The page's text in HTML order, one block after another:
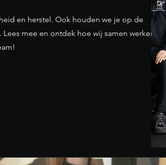
en herstel. Ook houden we je op de
mee en ontdek hoe wij samen werken